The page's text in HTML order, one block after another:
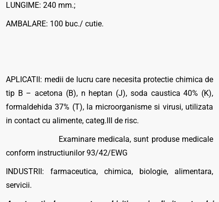
LUNGIME: 240 mm.;
AMBALARE: 100 buc./ cutie.
APLICATII: medii de lucru care necesita protectie chimica de
tip B – acetona (B), n heptan (J), soda caustica 40% (K),
formaldehida 37% (T), la microorganisme si virusi, utilizata
in contact cu alimente, categ.III de risc.
Examinare medicala, sunt produse medicale
conform instructiunilor 93/42/EWG
INDUSTRII: farmaceutica, chimica, biologie, alimentara,
servicii.